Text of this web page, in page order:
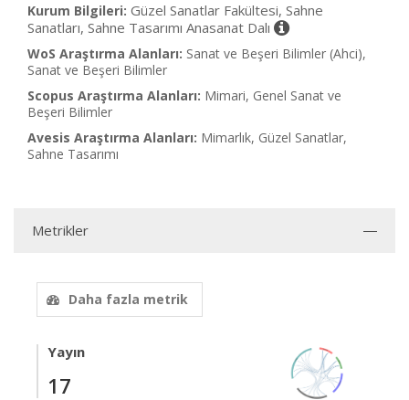
Kurum Bilgileri: Güzel Sanatlar Fakültesi, Sahne
Sanatları, Sahne Tasarımı Anasanat Dalı
WoS Araştırma Alanları: Sanat ve Beşeri Bilimler (Ahci),
Sanat ve Beşeri Bilimler
Scopus Araştırma Alanları: Mimari, Genel Sanat ve
Beşeri Bilimler
Avesis Araştırma Alanları: Mimarlık, Güzel Sanatlar,
Sahne Tasarımı
Metrikler
Daha fazla metrik
Yayın
17